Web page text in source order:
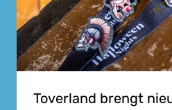
Toverland brengt